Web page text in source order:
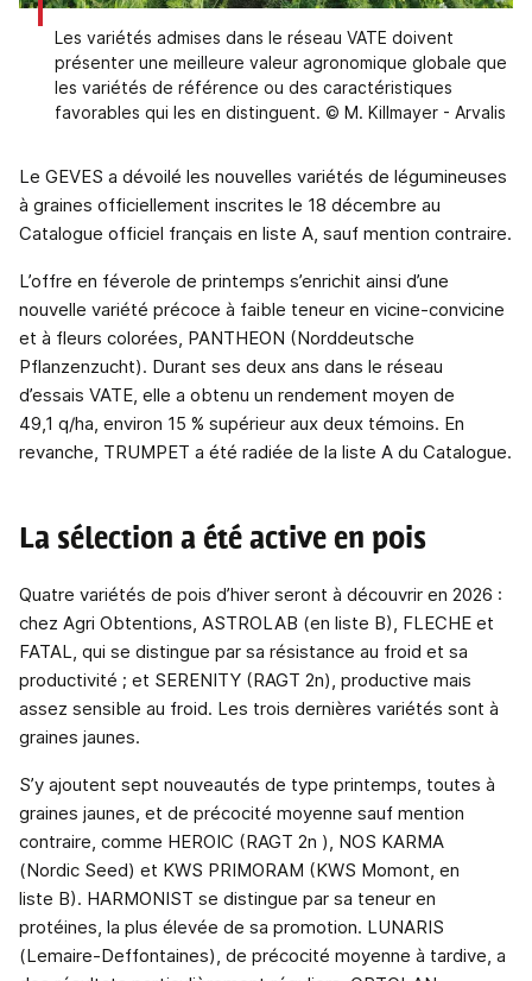
Les variétés admises dans le réseau VATE doivent
présenter une meilleure valeur agronomique globale que
les variétés de référence ou des caractéristiques
favorables qui les en distinguent. © M. Killmayer - Arvalis
Le GEVES a dévoilé les nouvelles variétés de légumineuses
à graines officiellement inscrites le 18 décembre au
Catalogue officiel français en liste A, sauf mention contraire.
L’offre en féverole de printemps s’enrichit ainsi d’une
nouvelle variété précoce à faible teneur en vicine-convicine
et à fleurs colorées, PANTHEON (Norddeutsche
Pflanzenzucht). Durant ses deux ans dans le réseau
d’essais VATE, elle a obtenu un rendement moyen de
49,1 q/ha, environ 15 % supérieur aux deux témoins. En
revanche, TRUMPET a été radiée de la liste A du Catalogue.
La sélection a été active en pois
Quatre variétés de pois d’hiver seront à découvrir en 2026 :
chez Agri Obtentions, ASTROLAB (en liste B), FLECHE et
FATAL, qui se distingue par sa résistance au froid et sa
productivité ; et SERENITY (RAGT 2n), productive mais
assez sensible au froid. Les trois dernières variétés sont à
graines jaunes.
S’y ajoutent sept nouveautés de type printemps, toutes à
graines jaunes, et de précocité moyenne sauf mention
contraire, comme HEROIC (RAGT 2n ), NOS KARMA
(Nordic Seed) et KWS PRIMORAM (KWS Momont, en
liste B). HARMONIST se distingue par sa teneur en
protéines, la plus élevée de sa promotion. LUNARIS
(Lemaire-Deffontaines), de précocité moyenne à tardive, a